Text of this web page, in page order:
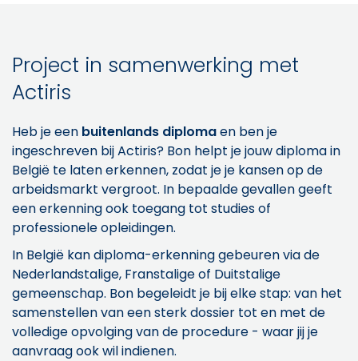
Project in samenwerking met
Actiris
Heb je een buitenlands diplomaen ben je
ingeschreven bij Actiris? Bon helpt je jouw diploma in
België te laten erkennen, zodat je je kansen op de
arbeidsmarkt vergroot. In bepaalde gevallen geeft
een erkenning ook toegang tot studies of
professionele opleidingen.
In België kan diploma-erkenning gebeuren via de
Nederlandstalige, Franstalige of Duitstalige
gemeenschap. Bon begeleidt je bij elke stap: van het
samenstellen van een sterk dossier tot en met de
volledige opvolging van de procedure - waar jij je
aanvraag ook wil indienen.